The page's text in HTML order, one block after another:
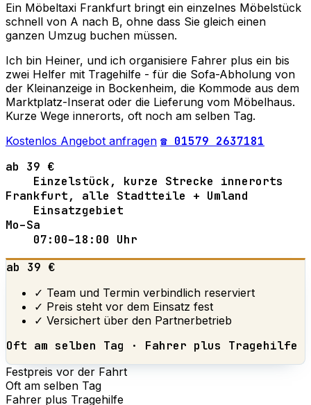
Ein Möbeltaxi Frankfurt bringt ein einzelnes Möbelstück
schnell von A nach B, ohne dass Sie gleich einen
ganzen Umzug buchen müssen.
Ich bin Heiner, und ich organisiere Fahrer plus ein bis
zwei Helfer mit Tragehilfe - für die Sofa-Abholung von
der Kleinanzeige in Bockenheim, die Kommode aus dem
Marktplatz-Inserat oder die Lieferung vom Möbelhaus.
Kurze Wege innerorts, oft noch am selben Tag.
Kostenlos Angebot anfragen ☎ 01579 2637181
ab 39 €
Einzelstück, kurze Strecke innerorts
Frankfurt, alle Stadtteile + Umland
Einsatzgebiet
Mo–Sa
07:00–18:00 Uhr
ab 39 €
✓ Team und Termin verbindlich reserviert
✓ Preis steht vor dem Einsatz fest
✓ Versichert über den Partnerbetrieb
Oft am selben Tag · Fahrer plus Tragehilfe
Festpreis vor der Fahrt
Oft am selben Tag
Fahrer plus Tragehilfe